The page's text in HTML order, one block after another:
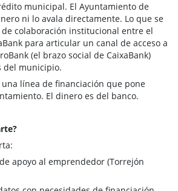
municipal. El Ayuntamiento de
ni lo avala directamente. Lo que se
colaboración institucional entre el
para articular un canal de acceso a
(el brazo social de CaixaBank)
del municipio.
línea de financiación que pone
El dinero es del banco.
apoyo al emprendedor (Torrejón